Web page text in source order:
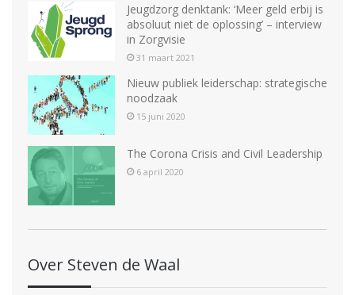
Jeugdzorg denktank: ‘Meer geld erbij is
absoluut niet de oplossing’ – interview
in Zorgvisie
31 maart 2021
Nieuw publiek leiderschap: strategische
noodzaak
15 juni 2020
The Corona Crisis and Civil Leadership
6 april 2020
Over Steven de Waal